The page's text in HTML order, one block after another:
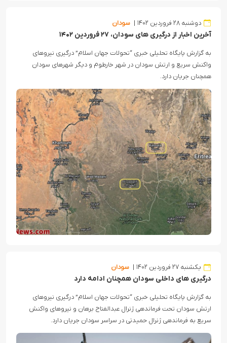
دوشنبه ۲۸ فروردین ۱۴۰۲ سودان
آخرین اخبار از درگیری های سودان، ۲۷ فروردین ۱۴۰۲
به گزارش پایگاه تحلیلی خبری “تحولات جهان اسلام” درگیری نیروهای
واکنش سریع و ارتش سودان در شهر خارطوم و دیگر شهرهای سودان
همچنان جریان دارد.
یکشنبه ۲۷ فروردین ۱۴۰۲ سودان
درگیری های داخلی سودان همچنان ادامه دارد
به گزارش پایگاه تحلیلی خبری “تحولات جهان اسلام” درگیری نیروهای
ارتش سودان تحت فرماندهی ژنرال عبدالفتاح برهان و نیروهای واکنش
سریع به فرماندهی ژنرال حمیدتی در سراسر سودان جریان دارد.